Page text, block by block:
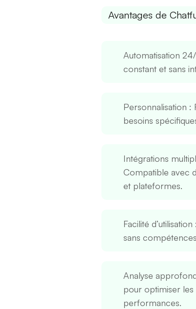
Avantages de
Automatisation
constant et sans
Personnalisation :
besoins
Intégrations
Compatible avec
et plateformes.
Facilité d’utilisation
sans
Analyse
pour optimiser les
performances.